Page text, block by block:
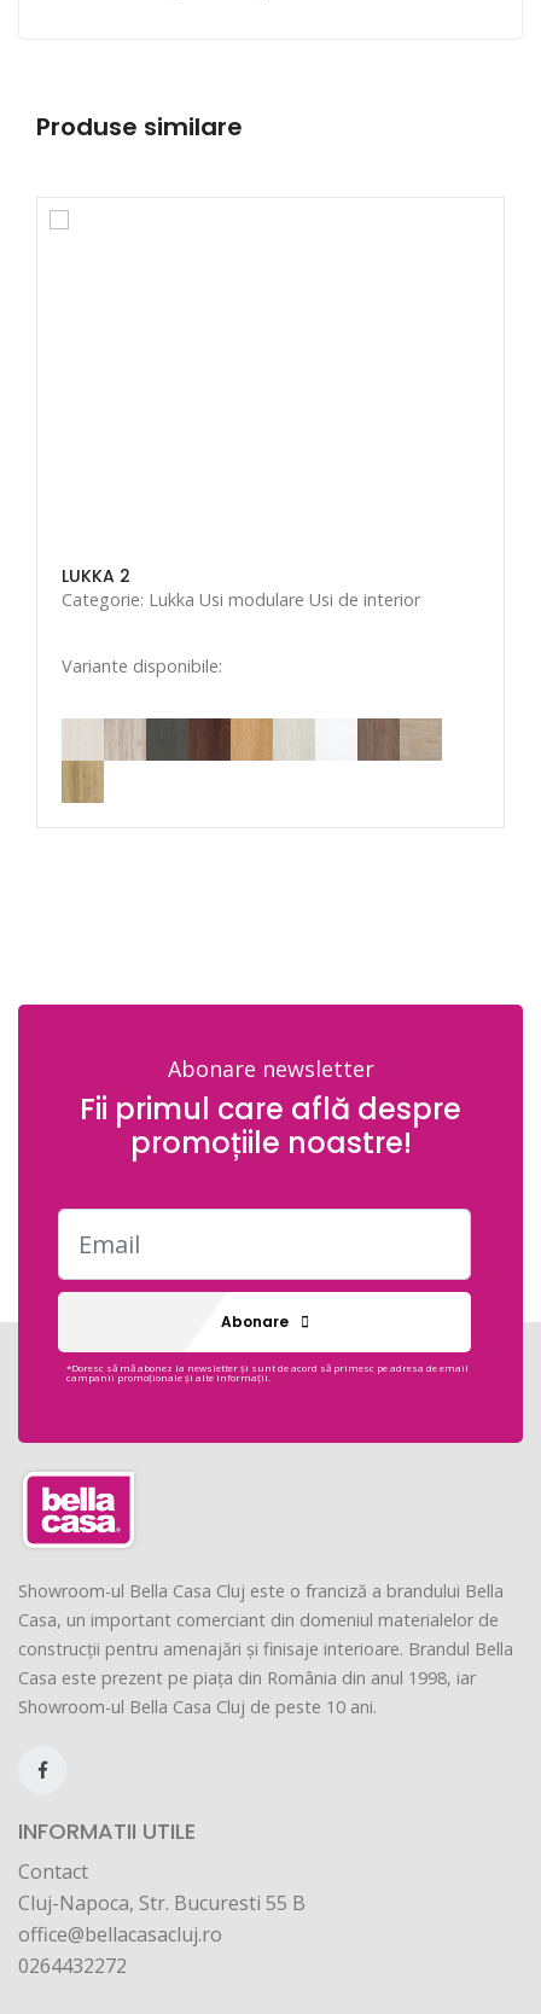
Produse similare
LUKKA 2
Categorie: Lukka Usi modulare Usi de interior
Variante disponibile:
Abonare newsletter
Fii primul care află despre
promoțiile noastre!
Abonare
*Doresc să mă abonez la newsletter și sunt de acord să primesc pe adresa de email
campanii promoționale și alte informații.
Showroom-ul Bella Casa Cluj este o franciză a brandului Bella
Casa, un important comerciant din domeniul materialelor de
construcții pentru amenajări și finisaje interioare. Brandul Bella
Casa este prezent pe piața din România din anul 1998, iar
Showroom-ul Bella Casa Cluj de peste 10 ani.
INFORMATII UTILE
Contact
Cluj-Napoca, Str. Bucuresti 55 B
office@bellacasacluj.ro
0264432272